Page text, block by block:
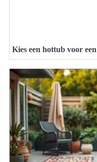
Kies een hottub voor